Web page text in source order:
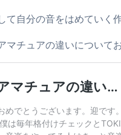
て自分の音をはめていく
マチュアの違いについて